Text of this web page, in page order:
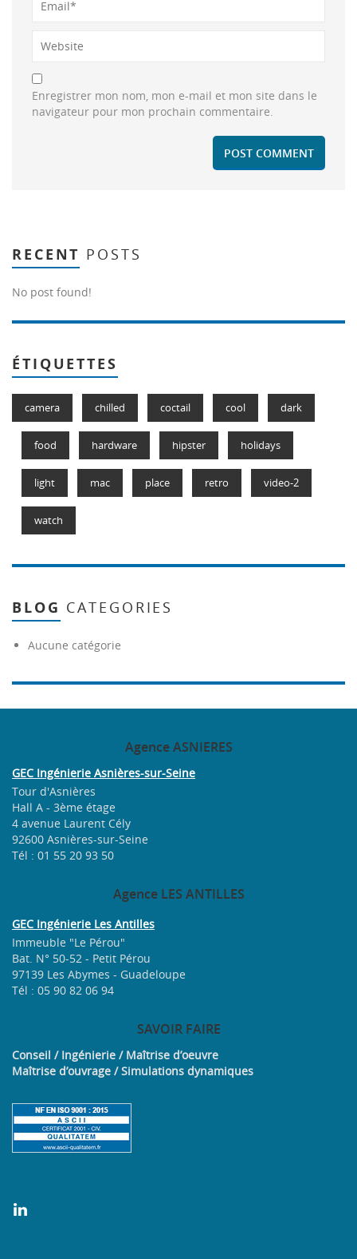
Enregistrer mon nom, mon e-mail et mon site dans le
navigateur pour mon prochain commentaire.
RECENT POSTS
No post found!
ÉTIQUETTES
camera chilled coctail cool dark
food hardware hipster holidays
light mac place retro video-2
watch
BLOG CATEGORIES
Aucune catégorie
AgenceASNIERES
GEC Ingénierie Asnières-sur-Seine
Tour d'Asnières
Hall A - 3ème étage
4 avenue Laurent Cély
92600 Asnières-sur-Seine
Tél : 01 55 20 93 50
AgenceLES ANTILLES
GEC Ingénierie Les Antilles
Immeuble "Le Pérou"
Bat. N° 50-52 - Petit Pérou
97139 Les Abymes - Guadeloupe
Tél : 05 90 82 06 94
SAVOIRFAIRE
Conseil / Ingénierie / Maîtrise d’oeuvre
Maîtrise d’ouvrage / Simulations dynamiques